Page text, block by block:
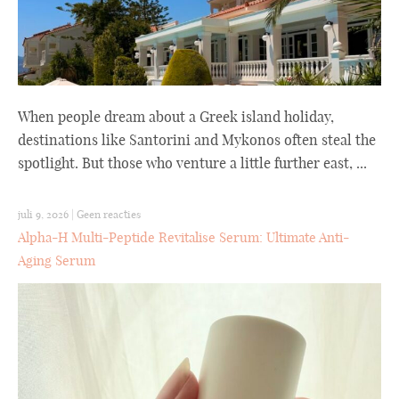
When people dream about a Greek island holiday,
destinations like Santorini and Mykonos often steal the
spotlight. But those who venture a little further east, ...
juli 9, 2026 Geen reacties
Alpha-H Multi-Peptide Revitalise Serum: Ultimate Anti-
Aging Serum